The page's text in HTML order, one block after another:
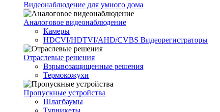
Видеонаблюдение для умного дома
Аналоговое видеонаблюдение
Камеры
HDCVI/HDTVI/AHD/CVBS Видеорегистраторы
Отраслевые решения
Взрывозащищенные решения
Термокожухи
Пропускные устройства
Шлагбаумы
Турникеты